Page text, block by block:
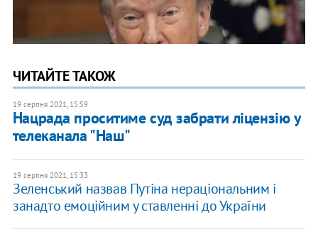
ЧИТАЙТЕ ТАКОЖ
19 серпня 2021, 15:59
Нацрада проситиме суд забрати ліцензію у
телеканала "Наш"
19 серпня 2021, 15:33
​Зеленський назвав Путіна нераціональним і
занадто емоційним у ставленні до України